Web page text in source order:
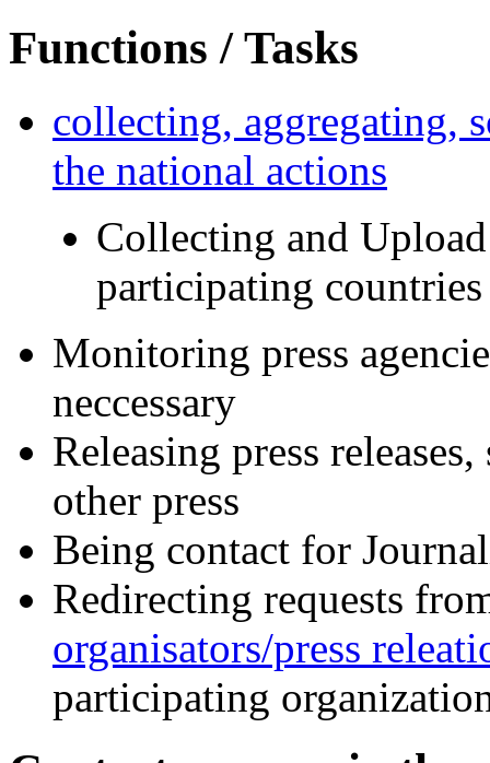
Functions / Tasks
collecting, aggregating,
the national actions
Collecting and
participating countries
Monitoring press
neccessary
Releasing press
other press
Being contact for
Redirecting requests
organisators/press
participating